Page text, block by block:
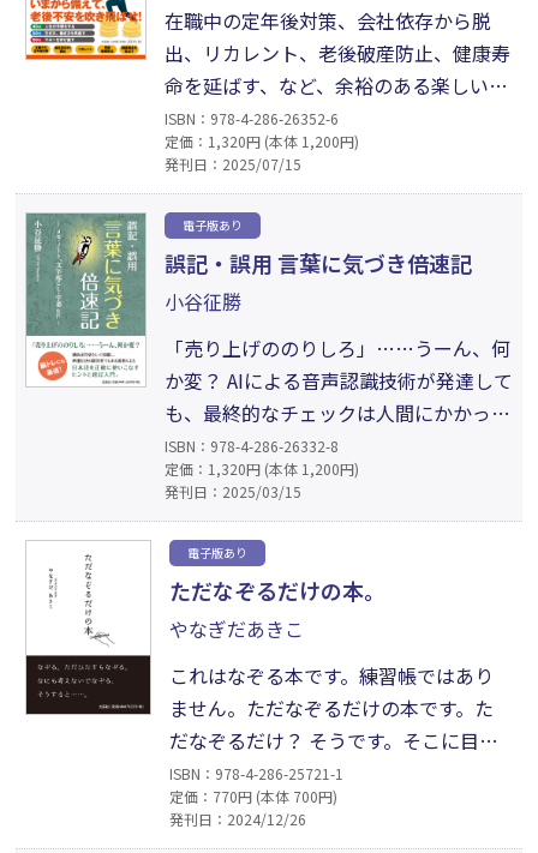
在職中の定年後対策、会社依存から脱
出、リカレント、老後破産防止、健康寿
命を延ばす、など、余裕のある楽しい老
後のためにできることを指南。40代は
人生の予習をし、50代は生き方と働き
方を見直し、60代はマネーを学び直そ
う。「私の人生の経験を同様の道を辿っ
ていく後輩に伝えて、後悔は少なく、喜
びの大きい人生にしてほしい、というの
がこの本を書いた理由です」（著者よ
り）
ISBN：978-4-286-26352-6
定価：1,320円 (本体 1,200円)
発刊日：2025/07/15
電子版あり
誤記・誤用 言葉に気づき倍速記
小谷征勝
「売り上げののりしろ」……うーん、何
か変？ AIによる音声認識技術が発達して
も、最終的なチェックは人間にかかって
いる──長年議会速記者として活躍し、
新方式速記の開発者でもある著者が、日
本語を正確に使いこなすためのヒント
と、正確に速く記述できる技術「速記」
について紹介します。頭脳トレーニング
にも最適な速記をあなたも始めてみませ
んか？
ISBN：978-4-286-26332-8
定価：1,320円 (本体 1,200円)
発刊日：2025/03/15
電子版あり
ただなぞるだけの本。
やなぎだあきこ
これはなぞる本です。練習帳ではあり
ません。ただなぞるだけの本です。た
だなぞるだけ？ そうです。そこに目標
はありません。じゃあこの本はなんの
ためにあるのかというと、「いつも頭
の中に陣取っている憂鬱なことや考え
ISBN：978-4-286-25721-1
定価：770円 (本体 700円)
発刊日：2024/12/26